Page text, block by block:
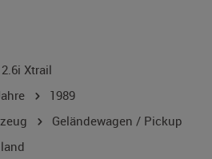
Xtrail
1989
Geländewagen / Pickup